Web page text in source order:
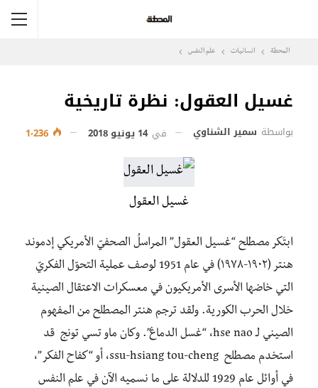
المحطة انسانيات علم النفس
غسيل العقول: نظرة تاريخية
بواسطة سمير الشناوي في 14 يونيو 2018
غسيل العقول
ابتَكر مصطلح “غسيل العقول” المراسلُ الصحفيّ الأمريكي إدموند
هنتر (١٩٠٢-١٩٧٨) في عام 1951 لوصف عملية التحوّل الفكريّ
التي خاضها الأسرى الأمريكيون في معسكرات الاعتقال الصينية
خلال الحرب الكورية. ولقد ترجم هنتر المصطلح من المفهوم
الصيني لـ hse nao، “غسل الدماغ”. وكان ماو تسي تونج قد
استخدم مصطلح ssu-hsiang tou-cheng، أو “كفاح الفكر”،
في أوائل عام 1929 للدلالة على ما نسميه الآن في علم النفس